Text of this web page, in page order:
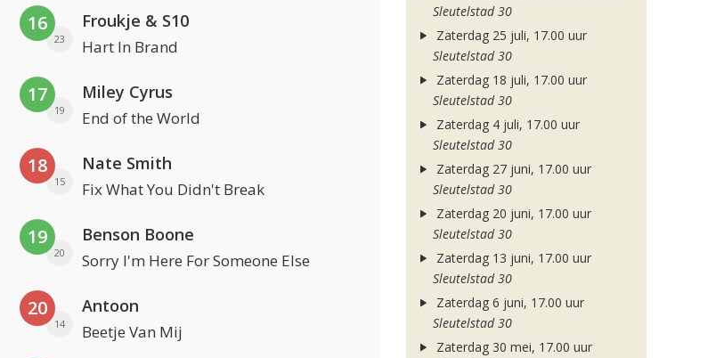
16
23
Froukje & S10
Hart In Brand
17
19
Miley Cyrus
End of the World
18
15
Nate Smith
Fix What You Didn't Break
19
20
Benson Boone
Sorry I'm Here For Someone Else
20
14
Antoon
Beetje Van Mij
Sleutelstad 30
Zaterdag 25 juli, 17.00 uur
Sleutelstad 30
Zaterdag 18 juli, 17.00 uur
Sleutelstad 30
Zaterdag 4 juli, 17.00 uur
Sleutelstad 30
Zaterdag 27 juni, 17.00 uur
Sleutelstad 30
Zaterdag 20 juni, 17.00 uur
Sleutelstad 30
Zaterdag 13 juni, 17.00 uur
Sleutelstad 30
Zaterdag 6 juni, 17.00 uur
Sleutelstad 30
Zaterdag 30 mei, 17.00 uur